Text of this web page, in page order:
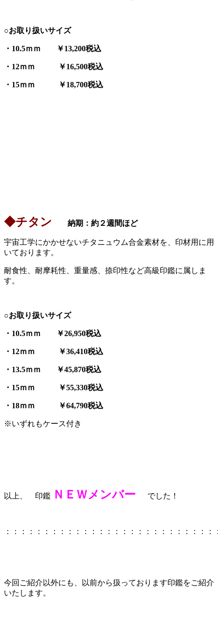
○お取り扱いサイズ
・10.5ｍｍ ￥13,200税込
・12ｍｍ ￥16,500税込
・15ｍｍ ￥18,700税込
◆チタン 納期：約２週間ほど
宇宙工学にかかせないチタニュウム合金素材を、印材用に用
いております。
耐食性、耐摩耗性、重量感、捺印性など高級印鑑に属しま
す。
○お取り扱いサイズ
・10.5ｍｍ ￥26,950税込
・12ｍｍ ￥36,410税込
・13.5ｍｍ ￥45,870税込
・15ｍｍ ￥55,330税込
・18ｍｍ ￥64,790税込
※いずれもケース付き
以上、 印鑑 ＮＥＷメンバー でした！
：：：：：：：：：：：：：：：：：：：：：：：：：：
今回ご紹介以外にも、以前から扱っております印鑑をご紹介
いたします。